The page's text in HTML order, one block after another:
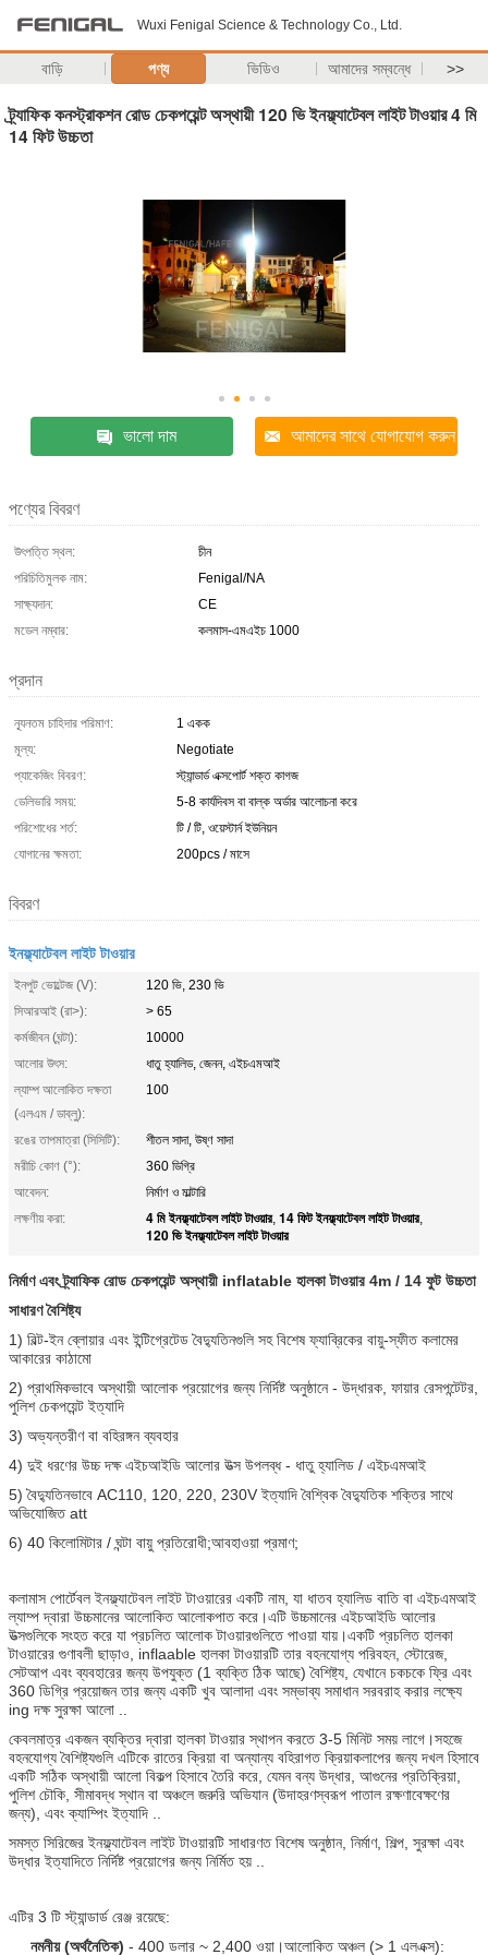
Wuxi Fenigal Science & Technology Co., Ltd.
বাড়ি পণ্য ভিডিও আমাদের সম্বন্ধে >>
ট্র্যাফিক কনস্ট্রাকশন রোড চেকপয়েন্ট অস্থায়ী 120 ভি ইনফ্ল্যাটেবল লাইট টাওয়ার 4 মি
14 ফিট উচ্চতা
ভালো দাম আমাদের সাথে যোগাযোগ করুন
পণ্যের বিবরণ
উৎপত্তি স্থল:
চীন
পরিচিতিমুলক নাম:
Fenigal/NA
সাক্ষ্যদান:
CE
মডেল নম্বার:
কলমাস-এমএইচ 1000
প্রদান
ন্যূনতম চাহিদার পরিমাণ:
1 একক
মূল্য:
Negotiate
প্যাকেজিং বিবরণ:
স্ট্যান্ডার্ড এক্সপোর্ট শক্ত কাগজ
ডেলিভারি সময়:
5-8 কার্যদিবস বা বাল্ক অর্ডার আলোচনা করে
পরিশোধের শর্ত:
টি / টি, ওয়েস্টার্ন ইউনিয়ন
যোগানের ক্ষমতা:
200pcs / মাসে
বিবরণ
ইনফ্ল্যাটেবল লাইট টাওয়ার
ইনপুট ভোল্টেজ (V):
120 ভি, 230 ভি
সিআরআই (রা>):
> 65
কর্মজীবন (ঘন্টা):
10000
আলোর উৎস:
ধাতু হ্যালিড, জেনন, এইচএমআই
ল্যাম্প আলোকিত দক্ষতা
(এলএম / ডাব্লু):
100
রঙের তাপমাত্রা (সিসিটি):
শীতল সাদা, উষ্ণ সাদা
মরীচি কোণ (°):
360 ডিগ্রি
আবেদন:
নির্মাণ ও মাল্টারি
লক্ষণীয় করা:
4 মি ইনফ্ল্যাটেবল লাইট টাওয়ার, 14 ফিট ইনফ্ল্যাটেবল লাইট টাওয়ার,
120 ভি ইনফ্ল্যাটেবল লাইট টাওয়ার
নির্মাণ এবং ট্র্যাফিক রোড চেকপয়েন্ট অস্থায়ী inflatable হালকা টাওয়ার 4m / 14 ফুট উচ্চতা
সাধারণ বৈশিষ্ট্য
1) বিল্ট-ইন ব্লোয়ার এবং ইন্টিগ্রেটেড বৈদ্যুতিনগুলি সহ বিশেষ ফ্যাব্রিকের বায়ু-স্ফীত কলামের
আকারের কাঠামো
2) প্রাথমিকভাবে অস্থায়ী আলোক প্রয়োগের জন্য নির্দিষ্ট অনুষ্ঠানে - উদ্ধারক, ফায়ার রেসপন্টেটর,
পুলিশ চেকপয়েন্ট ইত্যাদি
3) অভ্যন্তরীণ বা বহিরঙ্গন ব্যবহার
4) দুই ধরণের উচ্চ দক্ষ এইচআইডি আলোর উত্স উপলব্ধ - ধাতু হ্যালিড / এইচএমআই
5) বৈদ্যুতিনভাবে AC110, 120, 220, 230V ইত্যাদি বৈশ্বিক বৈদ্যুতিক শক্তির সাথে
অভিযোজিত att
6) 40 কিলোমিটার / ঘন্টা বায়ু প্রতিরোধী;আবহাওয়া প্রমাণ;
কলামাস পোর্টেবল ইনফ্ল্যাটেবল লাইট টাওয়ারের একটি নাম, যা ধাতব হ্যালিড বাতি বা এইচএমআই
ল্যাম্প দ্বারা উচ্চমানের আলোকিত আলোকপাত করে।এটি উচ্চমানের এইচআইডি আলোর
উত্সগুলিকে সংহত করে যা প্রচলিত আলোক টাওয়ারগুলিতে পাওয়া যায়।একটি প্রচলিত হালকা
টাওয়ারের গুণাবলী ছাড়াও, inflaable হালকা টাওয়ারটি তার বহনযোগ্য পরিবহন, স্টোরেজ,
সেটআপ এবং ব্যবহারের জন্য উপযুক্ত (1 ব্যক্তি ঠিক আছে) বৈশিষ্ট্য, যেখানে চকচকে ফ্রি এবং
360 ডিগ্রি প্রয়োজন তার জন্য একটি খুব আলাদা এবং সম্ভাব্য সমাধান সরবরাহ করার লক্ষ্যে
ing দক্ষ সুরক্ষা আলো ..
কেবলমাত্র একজন ব্যক্তির দ্বারা হালকা টাওয়ার স্থাপন করতে 3-5 মিনিট সময় লাগে।সহজে
বহনযোগ্য বৈশিষ্ট্যগুলি এটিকে রাতের ক্রিয়া বা অন্যান্য বহিরাগত ক্রিয়াকলাপের জন্য দখল হিসাবে
একটি সঠিক অস্থায়ী আলো বিকল্প হিসাবে তৈরি করে, যেমন বন্য উদ্ধার, আগুনের প্রতিক্রিয়া,
পুলিশ চৌকি, সীমাবদ্ধ স্থান বা অঞ্চলে জরুরি অভিযান (উদাহরণস্বরূপ পাতাল রক্ষণাবেক্ষণের
জন্য), এবং ক্যাম্পিং ইত্যাদি ..
সমস্ত সিরিজের ইনফ্ল্যাটেবল লাইট টাওয়ারটি সাধারণত বিশেষ অনুষ্ঠান, নির্মাণ, শিল্প, সুরক্ষা এবং
উদ্ধার ইত্যাদিতে নির্দিষ্ট প্রয়োগের জন্য নির্মিত হয় ..
এটির 3 টি স্ট্যান্ডার্ড রেঞ্জ রয়েছে:
নমনীয় (অর্থনৈতিক) - 400 ডলার ~ 2,400 ওয়া।আলোকিত অঞ্চল (> 1 এলএক্স):